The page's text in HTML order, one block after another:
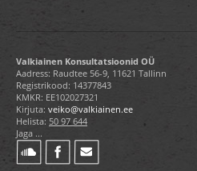
Valkiainen Konsultatsioonid OÜ
Aadress: Raudtee 56-9, 11621 Tallinn
Registrikood: 14377843
KMKR: EE102027321
Kirjuta: veiko@valkiainen.ee
Helista: 50 97 644
Jaga ...